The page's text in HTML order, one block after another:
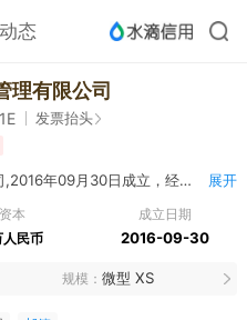
动态
理有限公司
发票抬头
简介：贵州涛华祥福物业管理有限公司,2016年09月30日成立，经营范围包括法律、法规、国务院决定规定禁止的不得经营；法律、法规、国务院决定规定应当许可（审批）的，经审批机关批准后凭许可（审批）文件经营;法律、法规、国务院决定规定无需许可（审批）的，市场主体自主选择经营。（物业服务、房屋中介、室内外装饰装潢、小区园林绿化工程） 展开
本
人民币
成立日期
2016-09-30
规模 微型 XS